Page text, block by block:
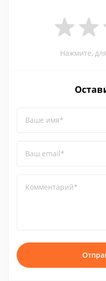
Нажмите,
Ваше имя*
Ваш email*
Комментарий*